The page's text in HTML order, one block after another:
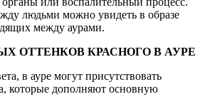
людьми можно увидеть в образе
между аурами.
ОТТЕНКОВ КРАСНОГО В АУРЕ
в ауре могут присутствовать
которые дополняют основную